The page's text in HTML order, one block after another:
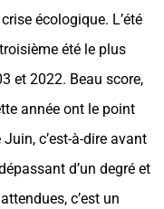
écologique. L’été
été le plus
et 2022. Beau score,
année ont le point
c’est-à-dire avant
d’un degré et
c’est un